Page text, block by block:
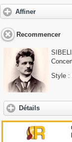
Affiner
Recommencer
Style :
Détails